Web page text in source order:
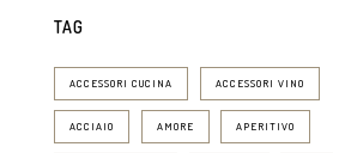
TAG
ACCESSORI CUCINA ACCESSORI VINO
ACCIAIO AMORE APERITIVO